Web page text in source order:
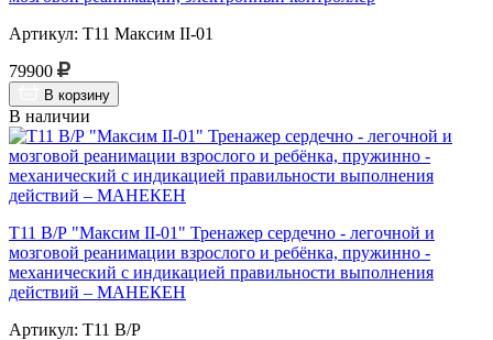
Артикул: Т11 Максим II-01
79900
В корзину
В наличии
Т11 В/Р "Максим II-01" Тренажер сердечно - легочной и
мозговой реанимации взрослого и ребёнка, пружинно -
механический с индикацией правильности выполнения
действий – МАНЕКЕН
Артикул: Т11 В/Р